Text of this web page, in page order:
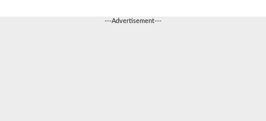
---Advertisement---